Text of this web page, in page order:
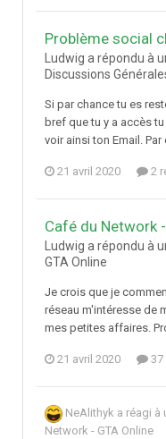
Problème social
Ludwig a répondu à
Discussions
Si par chance tu es
bref que tu y a accès
voir ainsi ton Email.
21 avril 2020 2
Café du Network
Ludwig a répondu à
GTA Online
Je crois que je
réseau m'intéresse de
mes petites affaires.
21 avril 2020 37
NeAlithyk a réagi à
Network - GTA Online